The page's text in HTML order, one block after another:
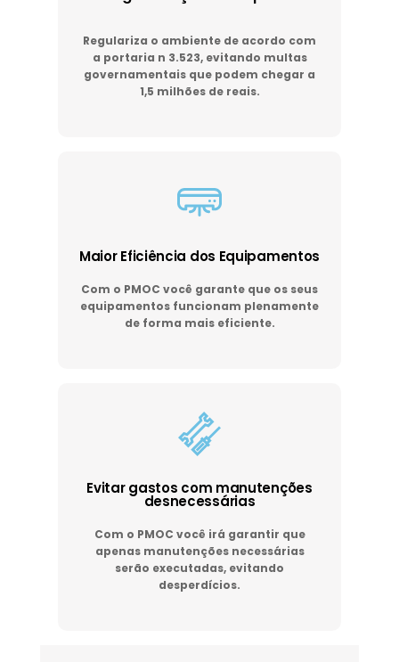
Regulariza o ambiente de acordo com
a portaria n 3.523, evitando multas
governamentais que podem chegar a
1,5 milhões de reais.
Maior Eficiência dos Equipamentos
Com o PMOC você garante que os seus
equipamentos funcionam plenamente
de forma mais eficiente.
Evitar gastos com manutenções
desnecessárias
Com o PMOC você irá garantir que
apenas manutenções necessárias
serão executadas, evitando
desperdícios.